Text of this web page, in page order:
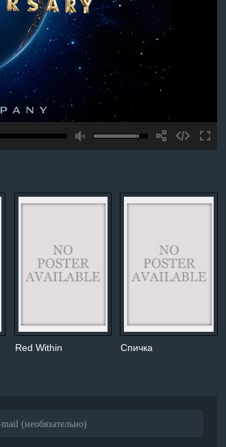
Red Within Спичка